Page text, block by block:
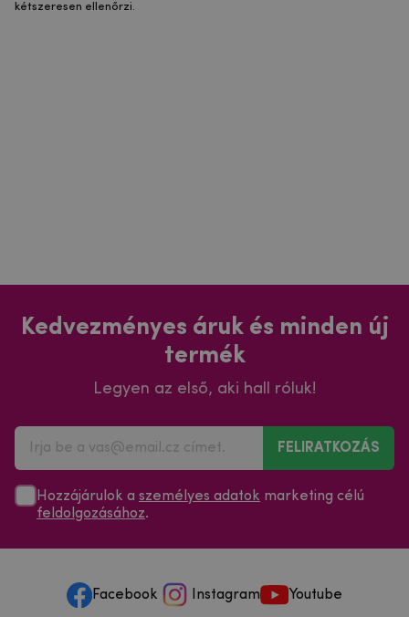
kétszeresen ellenőrzi.
Kedvezményes áruk és minden új
termék
Legyen az első, aki hall róluk!
FELIRATKOZÁS
Hozzájárulok a személyes adatok marketing célú
feldolgozásához.
Facebook Instagram Youtube